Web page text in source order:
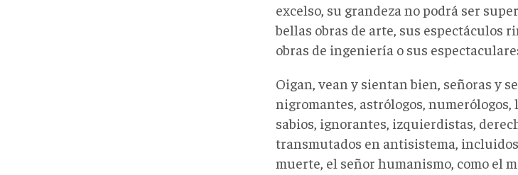
excelso, su grandeza no podrá ser
bellas obras de arte, sus espectáculos
obras de ingeniería o sus
Oigan, vean y sientan bien, señoras y
nigromantes, astrólogos, numerólogos,
sabios, ignorantes, izquierdistas,
transmutados en antisistema,
muerte, el señor humanismo, como el